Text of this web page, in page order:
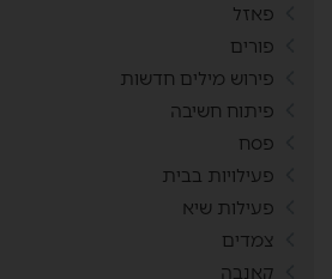
פאזל
פורים
פירוש מילים חדשות
פיתוח חשיבה
פסח
פעילויות בבית
פעילות שיא
צמדים
קאנבה